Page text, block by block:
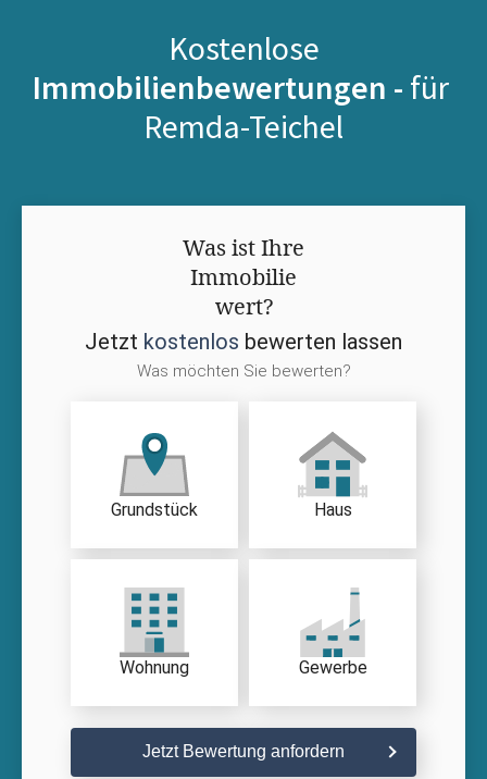
Kostenlose
Immobilienbewertungen - für
Remda-Teichel
Was ist Ihre
Immobilie
wert?
Jetzt kostenlos bewerten lassen
Was möchten Sie bewerten?
Grundstück Haus
Wohnung Gewerbe
Jetzt Bewertung anfordern